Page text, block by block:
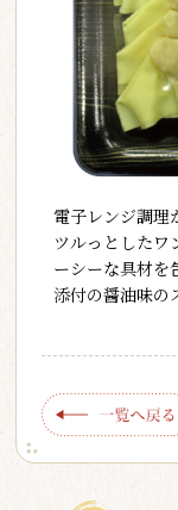
電子レンジ調理
ツルっとしたワ
ーシーな具材を
添付の醤油味の